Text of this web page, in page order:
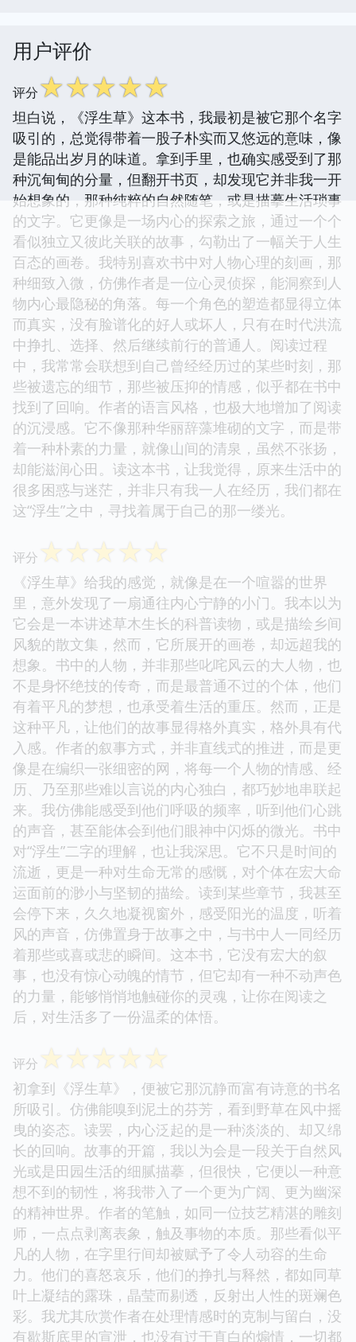
用户评价
评分☆☆☆☆☆
坦白说，《浮生草》这本书，我最初是被它那个名字
吸引的，总觉得带着一股子朴实而又悠远的意味，像
是能品出岁月的味道。拿到手里，也确实感受到了那
种沉甸甸的分量，但翻开书页，却发现它并非我一开
始想象的，那种纯粹的自然随笔，或是描摹生活琐事
的文字。它更像是一场内心的探索之旅，通过一个个
看似独立又彼此关联的故事，勾勒出了一幅关于人生
百态的画卷。我特别喜欢书中对人物心理的刻画，那
种细致入微，仿佛作者是一位心灵侦探，能洞察到人
物内心最隐秘的角落。每一个角色的塑造都显得立体
而真实，没有脸谱化的好人或坏人，只有在时代洪流
中挣扎、选择、然后继续前行的普通人。阅读过程
中，我常常会联想到自己曾经经历过的某些时刻，那
些被遗忘的细节，那些被压抑的情感，似乎都在书中
找到了回响。作者的语言风格，也极大地增加了阅读
的沉浸感。它不像那种华丽辞藻堆砌的文字，而是带
着一种朴素的力量，就像山间的清泉，虽然不张扬，
却能滋润心田。读这本书，让我觉得，原来生活中的
很多困惑与迷茫，并非只有我一人在经历，我们都在
这“浮生”之中，寻找着属于自己的那一缕光。
评分 ☆☆☆☆☆
《浮生草》给我的感觉，就像是在一个喧嚣的世界
里，意外发现了一扇通往内心宁静的小门。我本以为
它会是一本讲述草木生长的科普读物，或是描绘乡间
风貌的散文集，然而，它所展开的画卷，却远超我的
想象。书中的人物，并非那些叱咤风云的大人物，也
不是身怀绝技的传奇，而是最普通不过的个体，他们
有着平凡的梦想，也承受着生活的重压。然而，正是
这种平凡，让他们的故事显得格外真实，格外具有代
入感。作者的叙事方式，并非直线式的推进，而是更
像是在编织一张细密的网，将每一个人物的情感、经
历、乃至那些难以言说的内心独白，都巧妙地串联起
来。我仿佛能感受到他们呼吸的频率，听到他们心跳
的声音，甚至能体会到他们眼神中闪烁的微光。书中
对“浮生”二字的理解，也让我深思。它不只是时间的
流逝，更是一种对生命无常的感慨，对个体在宏大命
运面前的渺小与坚韧的描绘。读到某些章节，我甚至
会停下来，久久地凝视窗外，感受阳光的温度，听着
风的声音，仿佛置身于故事之中，与书中人一同经历
着那些或喜或悲的瞬间。这本书，它没有宏大的叙
事，也没有惊心动魄的情节，但它却有一种不动声色
的力量，能够悄悄地触碰你的灵魂，让你在阅读之
后，对生活多了一份温柔的体悟。
评分 ☆☆☆☆☆
初拿到《浮生草》，便被它那沉静而富有诗意的书名
所吸引。仿佛能嗅到泥土的芬芳，看到野草在风中摇
曳的姿态。读罢，内心泛起的是一种淡淡的、却又绵
长的回响。故事的开篇，我以为会是一段关于自然风
光或是田园生活的细腻描摹，但很快，它便以一种意
想不到的韧性，将我带入了一个更为广阔、更为幽深
的精神世界。作者的笔触，如同一位技艺精湛的雕刻
师，一点点剥离表象，触及事物的本质。那些看似平
凡的人物，在字里行间却被赋予了令人动容的生命
力。他们的喜怒哀乐，他们的挣扎与释然，都如同草
叶上凝结的露珠，晶莹而剔透，反射出人性的斑斓色
彩。我尤其欣赏作者在处理情感时的克制与留白，没
有歇斯底里的宣泄，也没有过于直白的煽情，一切都